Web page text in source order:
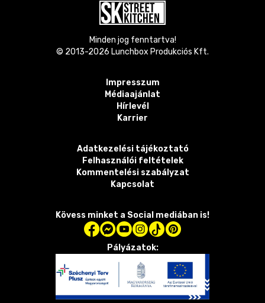
Minden jog fenntartva!
© 2013-2026 Lunchbox Produkciós Kft.
Impresszum
Médiaajánlat
Hírlevél
Karrier
Adatkezelési tájékoztató
Felhasználói feltételek
Kommentelési szabályzat
Kapcsolat
Kövess minket a Social mediában is!
Pályázatok: